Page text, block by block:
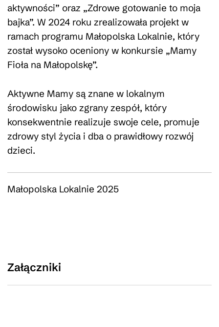
aktywności” oraz „Zdrowe gotowanie to moja
bajka”. W 2024 roku zrealizowała projekt w
ramach programu Małopolska Lokalnie, który
został wysoko oceniony w konkursie „Mamy
Fioła na Małopolskę”.
Aktywne Mamy są znane w lokalnym
środowisku jako zgrany zespół, który
konsekwentnie realizuje swoje cele, promuje
zdrowy styl życia i dba o prawidłowy rozwój
dzieci.
Małopolska Lokalnie 2025
Załączniki